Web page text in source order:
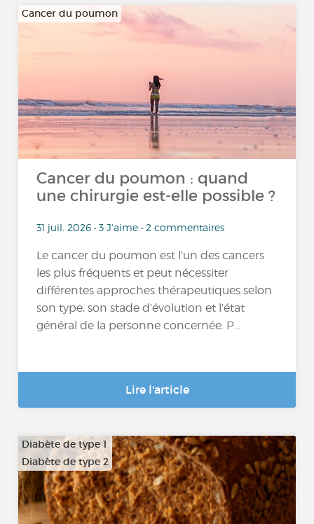
Cancer du poumon
Cancer du poumon : quand
une chirurgie est-elle possible ?
31 juil. 2026 • 3 J'aime • 2 commentaires
Le cancer du poumon est l’un des cancers
les plus fréquents et peut nécessiter
différentes approches thérapeutiques selon
son type, son stade d’évolution et l’état
général de la personne concernée. P...
Lire l'article
Diabète de type 1
Diabète de type 2